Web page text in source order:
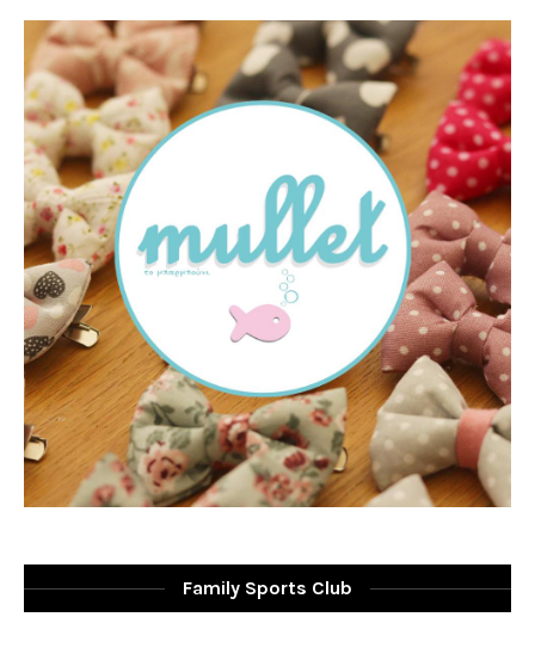
Family Sports Club